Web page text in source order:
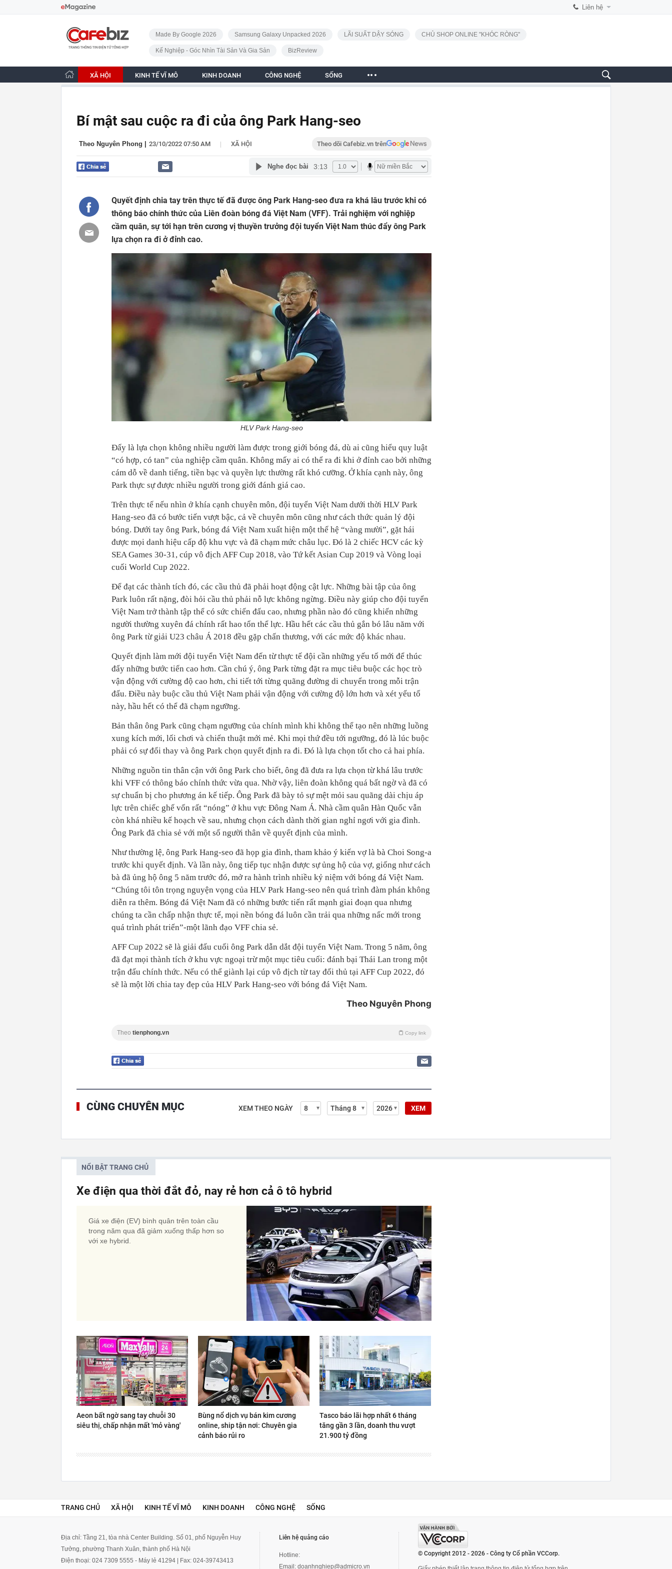
Liên hệ
CafeBiz - Trang chủ
Made By Google 2026 Samsung Galaxy Unpacked 2026 LÃI SUẤT DẬY SÓNG CHỦ SHOP ONLINE "KHÓC RÒNG"
Kế Nghiệp - Góc Nhìn Tài Sản Và Gia Sản BizReview
XÃ HỘI KINH TẾ VĨ MÔ KINH DOANH CÔNG NGHỆ SỐNG
Bí mật sau cuộc ra đi của ông Park Hang-seo
Theo Nguyên Phong 23/10/2022 07:50 AM | XÃ HỘI Theo dõi Cafebiz.vn trên
Nghe đọc bài 3:13
Quyết định chia tay trên thực tế đã được ông Park Hang-seo đưa ra khá lâu trước khi có
thông báo chính thức của Liên đoàn bóng đá Việt Nam (VFF). Trải nghiệm với nghiệp
cầm quân, sự tới hạn trên cương vị thuyền trưởng đội tuyển Việt Nam thúc đẩy ông Park
lựa chọn ra đi ở đỉnh cao.
HLV Park Hang-seo
Đấy là lựa chọn không nhiều người làm được trong giới bóng đá, dù ai cũng hiểu quy luật
“có hợp, có tan” của nghiệp cầm quân. Không mấy ai có thể ra đi khi ở đỉnh cao bởi những
cám dỗ về danh tiếng, tiền bạc và quyền lực thường rất khó cưỡng. Ở khía cạnh này, ông
Park thực sự được nhiều người trong giới đánh giá cao.
Trên thực tế nếu nhìn ở khía cạnh chuyên môn, đội tuyển Việt Nam dưới thời HLV Park
Hang-seo đã có bước tiến vượt bậc, cả về chuyên môn cũng như cách thức quản lý đội
bóng. Dưới tay ông Park, bóng đá Việt Nam xuất hiện một thế hệ “vàng mười”, gặt hái
được mọi danh hiệu cấp độ khu vực và đã chạm mức châu lục. Đó là 2 chiếc HCV các kỳ
SEA Games 30-31, cúp vô địch AFF Cup 2018, vào Tứ kết Asian Cup 2019 và Vòng loại
cuối World Cup 2022.
Để đạt các thành tích đó, các cầu thủ đã phải hoạt động cật lực. Những bài tập của ông
Park luôn rất nặng, đòi hỏi cầu thủ phải nỗ lực không ngừng. Điều này giúp cho đội tuyển
Việt Nam trở thành tập thể có sức chiến đấu cao, nhưng phần nào đó cũng khiến những
người thường xuyên đá chính rất hao tổn thể lực. Hầu hết các cầu thủ gắn bó lâu năm với
ông Park từ giải U23 châu Á 2018 đều gặp chấn thương, với các mức độ khác nhau.
Quyết định làm mới đội tuyển Việt Nam đến từ thực tế đội cần những yếu tố mới để thúc
đẩy những bước tiến cao hơn. Cần chú ý, ông Park từng đặt ra mục tiêu buộc các học trò
vận động với cường độ cao hơn, chi tiết tới từng quãng đường di chuyển trong mỗi trận
đấu. Điều này buộc cầu thủ Việt Nam phải vận động với cường độ lớn hơn và xét yếu tố
này, hầu hết có thể đã chạm ngưỡng.
Bản thân ông Park cũng chạm ngưỡng của chính mình khi không thể tạo nên những luồng
xung kích mới, lối chơi và chiến thuật mới mẻ. Khi mọi thứ đều tới ngưỡng, đó là lúc buộc
phải có sự đổi thay và ông Park chọn quyết định ra đi. Đó là lựa chọn tốt cho cả hai phía.
Những nguồn tin thân cận với ông Park cho biết, ông đã đưa ra lựa chọn từ khá lâu trước
khi VFF có thông báo chính thức vừa qua. Nhờ vậy, liên đoàn không quá bất ngờ và đã có
sự chuẩn bị cho phương án kế tiếp. Ông Park đã bày tỏ sự mệt mỏi sau quãng dài chịu áp
lực trên chiếc ghế vốn rất “nóng” ở khu vực Đông Nam Á. Nhà cầm quân Hàn Quốc vẫn
còn khá nhiều kế hoạch về sau, nhưng chọn cách dành thời gian nghỉ ngơi với gia đình.
Ông Park đã chia sẻ với một số người thân về quyết định của mình.
Như thường lệ, ông Park Hang-seo đã họp gia đình, tham khảo ý kiến vợ là bà Choi Song-a
trước khi quyết định. Và lần này, ông tiếp tục nhận được sự ủng hộ của vợ, giống như cách
bà đã ủng hộ ông 5 năm trước đó, mở ra hành trình nhiều kỷ niệm với bóng đá Việt Nam.
“Chúng tôi tôn trọng nguyện vọng của HLV Park Hang-seo nên quá trình đàm phán không
diễn ra thêm. Bóng đá Việt Nam đã có những bước tiến rất mạnh giai đoạn qua nhưng
chúng ta cần chấp nhận thực tế, mọi nền bóng đá luôn cần trải qua những nấc mới trong
quá trình phát triển”-một lãnh đạo VFF chia sẻ.
AFF Cup 2022 sẽ là giải đấu cuối ông Park dẫn dắt đội tuyển Việt Nam. Trong 5 năm, ông
đã đạt mọi thành tích ở khu vực ngoại trừ một mục tiêu cuối: đánh bại Thái Lan trong một
trận đấu chính thức. Nếu có thể giành lại cúp vô địch từ tay đối thủ tại AFF Cup 2022, đó
sẽ là một lời chia tay đẹp của HLV Park Hang-seo với bóng đá Việt Nam.
Theo Nguyên Phong
Theo tienphong.vn Copy link
CÙNG CHUYÊN MỤC XEM THEO NGÀY XEM
NỔI BẬT TRANG CHỦ
Xe điện qua thời đắt đỏ, nay rẻ hơn cả ô tô hybrid
Giá xe điện (EV) bình quân trên toàn cầu
trong năm qua đã giảm xuống thấp hơn so
với xe hybrid.
Aeon bất ngờ sang tay chuỗi 30
siêu thị, chấp nhận mất 'mỏ vàng'
Bùng nổ dịch vụ bán kim cương
online, ship tận nơi: Chuyên gia
cảnh báo rủi ro
Tasco báo lãi hợp nhất 6 tháng
tăng gần 3 lần, doanh thu vượt
21.900 tỷ đồng
TRANG CHỦ XÃ HỘI KINH TẾ VĨ MÔ KINH DOANH CÔNG NGHỆ SỐNG
Địa chỉ: Tầng 21, tòa nhà Center Building. Số 01, phố Nguyễn Huy
Tưởng, phường Thanh Xuân, thành phố Hà Nội
Điện thoại: 024 7309 5555 - Máy lẻ 41294 | Fax: 024-39743413
Liên hệ quảng cáo
Hotline:
Email: doanhnghiep@admicro.vn
© Copyright 2012 - 2026 - Công ty Cổ phần VCCorp.